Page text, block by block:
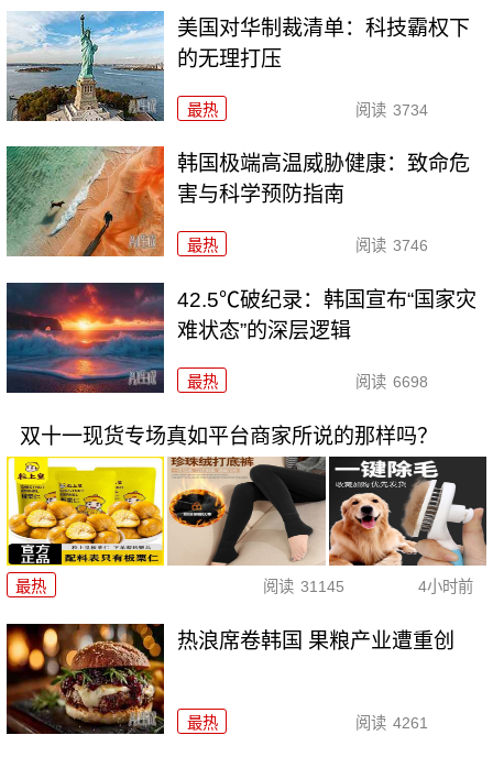
美国对华制裁清单：科技霸权下
的无理打压
最热 阅读 3734
韩国极端高温威胁健康：致命危
害与科学预防指南
最热 阅读 3746
42.5℃破纪录：韩国宣布“国家灾
难状态”的深层逻辑
最热 阅读 6698
双十一现货专场真如平台商家所说的那样吗？
最热 阅读 31145 4小时前
热浪席卷韩国 果粮产业遭重创
最热 阅读 4261